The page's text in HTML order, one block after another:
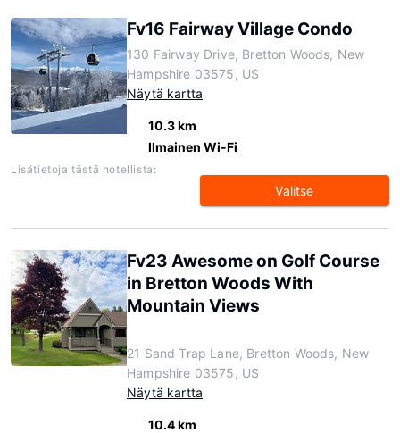
Fv16 Fairway Village Condo
130 Fairway Drive, Bretton Woods, New
Hampshire 03575, US
Näytä kartta
10.3 km
Ilmainen Wi-Fi
Lisätietoja tästä hotellista:
Valitse
Fv23 Awesome on Golf Course
in Bretton Woods With
Mountain Views
21 Sand Trap Lane, Bretton Woods, New
Hampshire 03575, US
Näytä kartta
10.4 km